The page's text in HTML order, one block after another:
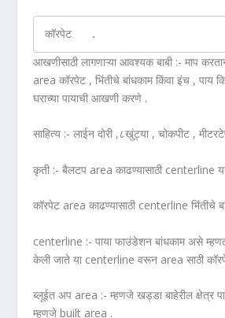
कॉरपेट   .
आखणीसाठी लागणाऱ्या आवश्यक बाबी :- माप
area कॉरपेट , भिंतीचे बांधकाम किंवा इंच , पाय
घराच्या पायाची आखणी करणे .
साहित्य :- लाईन दोरी ,८खुंट्या , चोकपीट ,
कृती :- बैलटप area काढण्यासाठी centerline
कॉरपेट area काढण्यासाठी centerline भिंतीचे
centerline :- पाया फाउंडेशन बांधकाम असे
केली जाते या centerline वरून area साठी
ब्लूईत अप area :- म्हणजे खड्डा बाहेरील क्षेत्र
म्हणजे built area .